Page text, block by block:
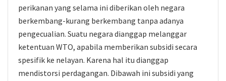
perikanan yang selama ini diberikan oleh negara
berkembang-kurang berkembang tanpa adanya
pengecualian. Suatu negara dianggap melanggar
ketentuan WTO, apabila memberikan subsidi secara
spesifik ke nelayan. Karena hal itu dianggap
mendistorsi perdagangan. Dibawah ini subsidi yang